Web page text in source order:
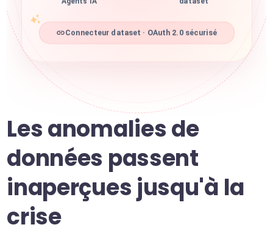
Agents IA dataset
Connecteur dataset · OAuth 2.0 sécurisé
Les anomalies de
données passent
inaperçues jusqu'à la
crise